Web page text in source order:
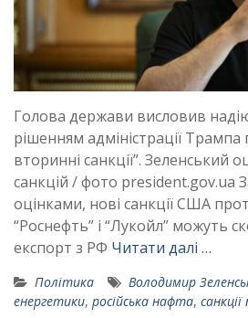
Голова держави висловив
рішенням адміністрації Трампа
вторинні санкції”. Зеленський
санкцій / фото president.gov.ua
оцінками, нові санкції США
“‎Роснефть”‎ і “‎Лукойл”‎ можуть
експорт з РФ Читати далі …
Політика Володимир
енергетики, російська нафта,